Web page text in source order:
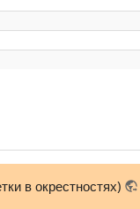
в окрестностях)